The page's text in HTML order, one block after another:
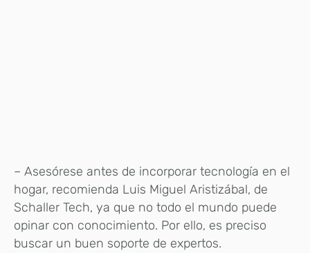
– Asesórese antes de incorporar tecnología en el
hogar, recomienda Luis Miguel Aristizábal, de
Schaller Tech, ya que no todo el mundo puede
opinar con conocimiento. Por ello, es preciso
buscar un buen soporte de expertos.